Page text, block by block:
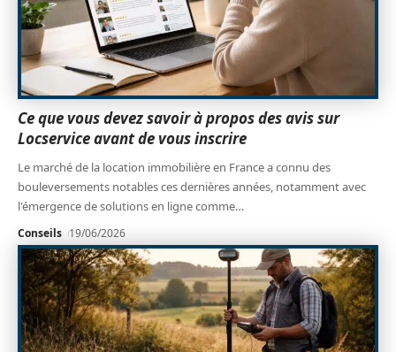
Ce que vous devez savoir à propos des avis sur
Locservice avant de vous inscrire
Le marché de la location immobilière en France a connu des
bouleversements notables ces dernières années, notamment avec
l'émergence de solutions en ligne comme…
Conseils 19/06/2026